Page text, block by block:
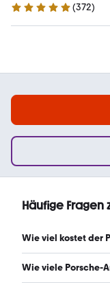
4.9 Sterne
(372)
Häufige Fragen
Wie viel kostet der
Ein guter Preis für
Wie viele Porsche-